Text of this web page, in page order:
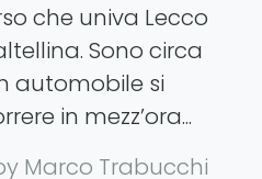
che univa Lecco
Sono circa
automobile si
in mezz’ora...
Marco Trabucchi